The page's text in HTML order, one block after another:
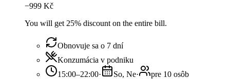
−999 Kč
You will get 25% discount on the entire bill.
Obnovuje sa o 7 dní
Konzumácia v podniku
15:00–22:00· So, Ne·
pre 10 osôb